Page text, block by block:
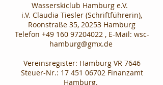
Wasserskiclub Hamburg e.V.
i.V. Claudia Tiesler (Schriftführerin),
Roonstraße 35, 20253 Hamburg
Telefon +49 160 97204022 , E-Mail: wsc-
hamburg@gmx.de
Vereinsregister: Hamburg VR 7646
Steuer-Nr.: 17 451 06702 Finanzamt
Hamburg.